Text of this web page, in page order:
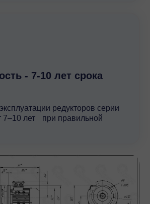
- 7-10 лет срока
редукторов серии
7–10 лет при правильной